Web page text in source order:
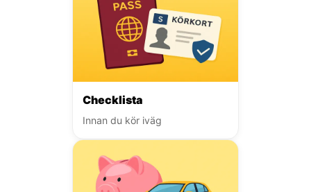
Checklista
Innan du kör iväg